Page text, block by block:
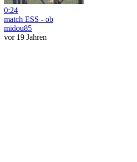
0:24
match ESS - ob
midou85
vor 19 Jahren